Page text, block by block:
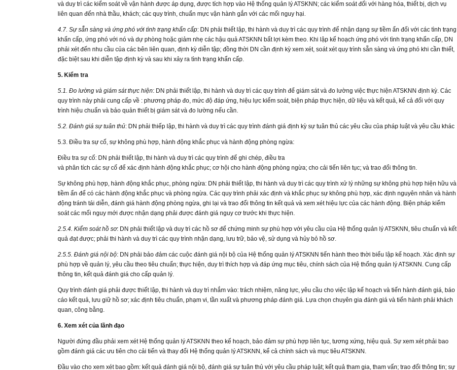
và duy trì các kiểm soát về vận hành được áp dụng, được tích hợp vào Hệ thống quản lý ATSKNN; các kiểm soát đối với hàng hóa, thiết bị, dịch vụ
liên quan đến nhà thầu, khách; các quy trình, chuẩn mực vận hành gắn với các mối nguy hại.
4.7. Sự sẵn sàng và ứng phó với tình trạng khẩn cấp: DN phải thiết lập, thi hành và duy trì các quy trình để nhận dạng sự tiềm ẩn đối với các tình trạng
khẩn cấp, ứng phó với nó và dự phòng hoặc giảm nhẹ các hậu quả ATSKNN bất lợi kèm theo. Khi lập kế hoạch ứng phó với tình trạng khẩn cấp, DN
phải xét đến nhu cầu của các bên liên quan, định kỳ diễn tập; đồng thời DN cần định kỳ xem xét, soát xét quy trình sẵn sàng và ứng phó khi cần thiết,
đặc biệt sau khi diễn tập định kỳ và sau khi xảy ra tình trạng khẩn cấp.
5. Kiểm tra
5.1. Đo lường và giám sát thực hiện: DN phải thiết lập, thi hành và duy trì các quy trình để giám sát và đo lường việc thực hiện ATSKNN định kỳ. Các
quy trình này phải cung cấp về : phương pháp đo, mức độ đáp ứng, hiệu lực kiểm soát, biện pháp thực hiện, dữ liệu và kết quả, kể cả đối với quy
trình hiệu chuẩn và bảo quản thiết bị giám sát và đo lường nếu cần.
5.2. Đánh giá sự tuân thủ: DN phải thiếp lập, thi hành và duy trì các quy trình đánh giá định kỳ sự tuân thủ các yêu cầu của pháp luật và yêu cầu khác
5.3. Điều tra sự cố, sự không phù hợp, hành động khắc phục và hành động phòng ngừa:
Điều tra sự cố: DN phải thiết lập, thi hành và duy trì các quy trình để ghi chép, điều tra
và phân tích các sự cố để xác định hành động khắc phục; cơ hội cho hành động phòng ngừa; cho cải tiến liên tục; và trao đổi thông tin.
Sự không phù hợp, hành động khắc phục, phòng ngừa: DN phải thiết lập, thi hành và duy trì các quy trình xử lý những sự không phù hợp hiện hữu và
tiềm ẩn để có các hành động khắc phục và phòng ngừa. Các quy trình phải xác định và khắc phục sự không phù hợp, xác định nguyên nhân và hành
động tránh tái diễn, đánh giá hành động phòng ngừa, ghi lại và trao đổi thông tin kết quả và xem xét hiệu lực của các hành động. Biện pháp kiểm
soát các mối nguy mới được nhận dạng phải được đánh giá nguy cơ trước khi thực hiện.
2.5.4. Kiểm soát hồ sơ: DN phải thiết lập và duy trì các hồ sơ để chứng minh sự phù hợp với yêu cầu của Hệ thống quản lý ATSKNN, tiêu chuẩn và kết
quả đạt được; phải thi hành và duy trì các quy trình nhận dạng, lưu trữ, bảo vệ, sử dụng và hủy bỏ hồ sơ.
2.5.5. Đánh giá nội bộ: DN phải bảo đảm các cuộc đánh giá nội bộ của Hệ thống quản lý ATSKNN tiến hành theo thời biểu lập kế hoạch. Xác định sự
phù hợp về quản lý, yêu cầu theo tiêu chuẩn; thực hiện, duy trì thích hợp và đáp ứng mục tiêu, chính sách của Hệ thống quản lý ATSKNN. Cung cấp
thông tin, kết quả đánh giá cho cấp quản lý.
Quy trình đánh giá phải được thiết lập, thi hành và duy trì nhắm vào: trách nhiệm, năng lực, yêu cầu cho việc lập kế hoạch và tiến hành đánh giá, báo
cáo kết quả, lưu giữ hồ sơ; xác định tiêu chuẩn, phạm vi, tần xuất và phương pháp đánh giá. Lựa chọn chuyên gia đánh giá và tiến hành phải khách
quan, công bằng.
6. Xem xét của lãnh đạo
Người đứng đầu phải xem xét Hệ thống quản lý ATSKNN theo kế hoạch, bảo đảm sự phù hợp liên tục, tương xứng, hiệu quả. Sự xem xét phải bao
gồm đánh giá các ưu tiên cho cải tiến và thay đổi Hệ thống quản lý ATSKNN, kể cả chính sách và mục tiêu ATSKNN.
Đầu vào cho xem xét bao gồm: kết quả đánh giá nội bộ, đánh giá sự tuân thủ với yêu cầu pháp luật; kết quả tham gia, tham vấn; trao đổi thông tin; sự